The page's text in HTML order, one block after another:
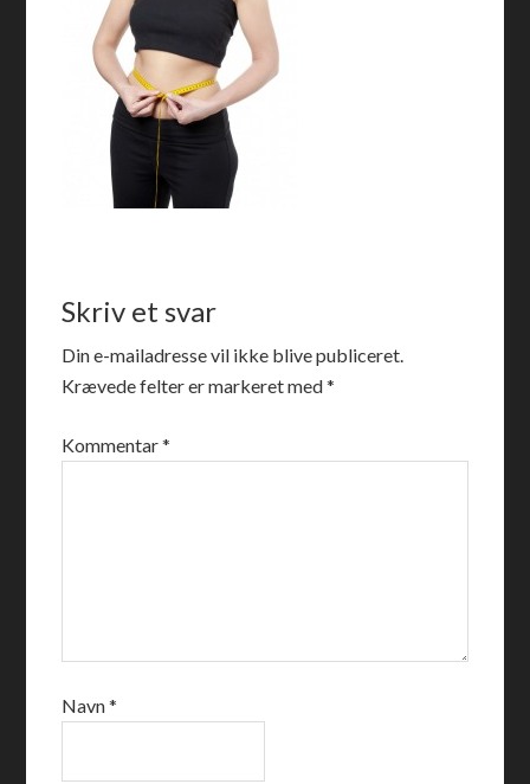
Skriv et svar
Din e-mailadresse vil ikke blive publiceret.
Krævede felter er markeret med*
Kommentar*
Navn*